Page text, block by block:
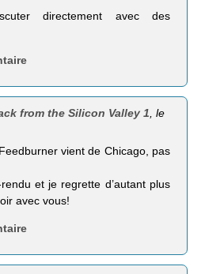
directement avec des
from the Silicon Valley 1 , le
vient de Chicago, pas
et je regrette d’autant plus
avec vous!